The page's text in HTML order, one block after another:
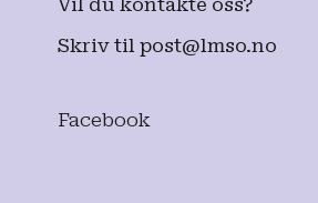
Vil du kontakte oss?
Skriv til post@lmso.no
Facebook